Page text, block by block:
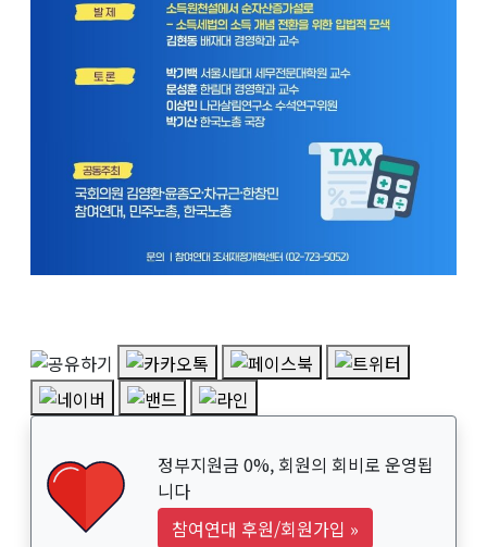
정부지원금 0%, 회원의 회비로 운영됩
니다
참여연대 후원/회원가입 »